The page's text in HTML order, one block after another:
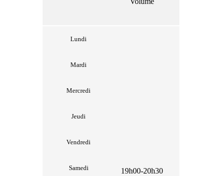
Lundi
Mardi
Mercredi
Jeudi
Vendredi
Samedi
19h00-20h30